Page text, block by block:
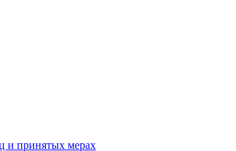
и принятых мерах